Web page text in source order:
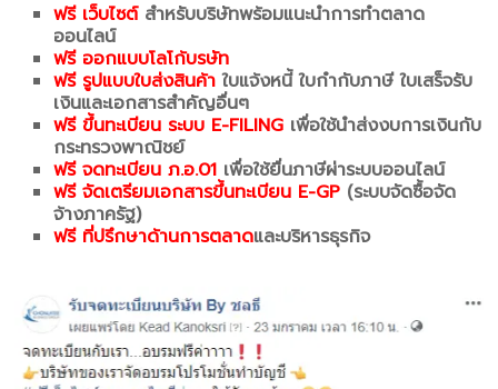
ฟรี เว็บไซต์สำหรับบริษัทพร้อมแนะนำการทำตลาด
ออนไลน์
ฟรี ออกแบบโลโก้บรษัท
ฟรี รูปแบบใบส่งสินค้า ใบแจ้งหนี้ ใบกำกับภาษี ใบเสร็จรับ
เงินและเอกสารสำคัญอื่นๆ
ฟรี ขึ้นทะเบียน ระบบ E-FILING เพื่อใช้นำส่งงบการเงินกับ
กระทรวงพาณิชย์
ฟรี จดทะเบียน ภ.อ.01 เพื่อใช้ยื่นภาษีผ่าระบบออนไลน์
ฟรี จัดเตรียมเอกสารขึ้นทะเบียน E-GP (ระบบจัดซื้อจัด
จ้างภาครัฐ)
ฟรี ที่ปรึกษาด้านการตลาดและบริหารธุรกิจ